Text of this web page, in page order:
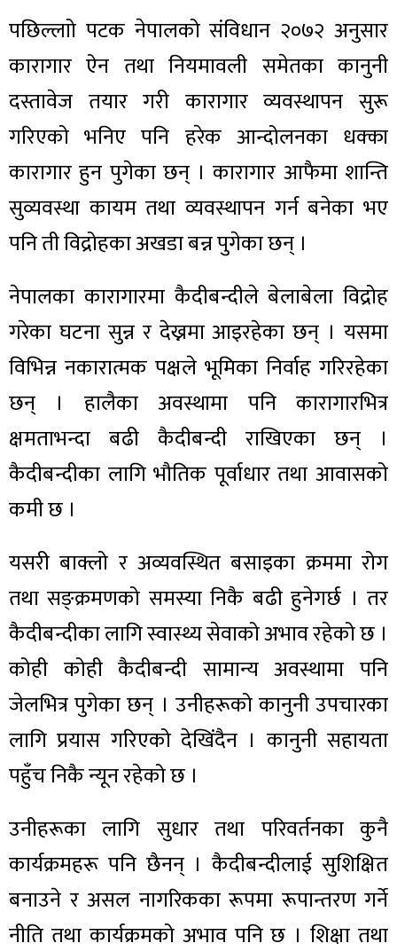
पछिल्लाो पटक नेपालको संविधान २०७२ अनुसार
कारागार ऐन तथा नियमावली समेतका कानुनी
दस्तावेज तयार गरी कारागार व्यवस्थापन सुरू
गरिएको भनिए पनि हरेक आन्दोलनका धक्का
कारागार हुन पुगेका छन् । कारागार आफैमा शान्ति
सुव्यवस्था कायम तथा व्यवस्थापन गर्न बनेका भए
पनि ती विद्रोहका अखडा बन्न पुगेका छन् ।
नेपालका कारागारमा कैदीबन्दीले बेलाबेला विद्रोह
गरेका घटना सुन्न र देख्नमा आइरहेका छन् । यसमा
विभिन्न नकारात्मक पक्षले भूमिका निर्वाह गरिरहेका
छन् । हालैका अवस्थामा पनि कारागारभित्र
क्षमताभन्दा बढी कैदीबन्दी राखिएका छन् ।
कैदीबन्दीका लागि भौतिक पूर्वाधार तथा आवासको
कमी छ ।
यसरी बाक्लो र अव्यवस्थित बसाइका क्रममा रोग
तथा सङ्क्रमणको समस्या निकै बढी हुनेगर्छ । तर
कैदीबन्दीका लागि स्वास्थ्य सेवाको अभाव रहेको छ ।
कोही कोही कैदीबन्दी सामान्य अवस्थामा पनि
जेलभित्र पुगेका छन् । उनीहरूको कानुनी उपचारका
लागि प्रयास गरिएको देखिंदैन । कानुनी सहायता
पहुँच निकै न्यून रहेको छ ।
उनीहरूका लागि सुधार तथा परिवर्तनका कुनै
कार्यक्रमहरू पनि छैनन् । कैदीबन्दीलाई सुशिक्षित
बनाउने र असल नागरिकका रूपमा रूपान्तरण गर्ने
नीति तथा कार्यक्रमको अभाव पनि छ । शिक्षा तथा